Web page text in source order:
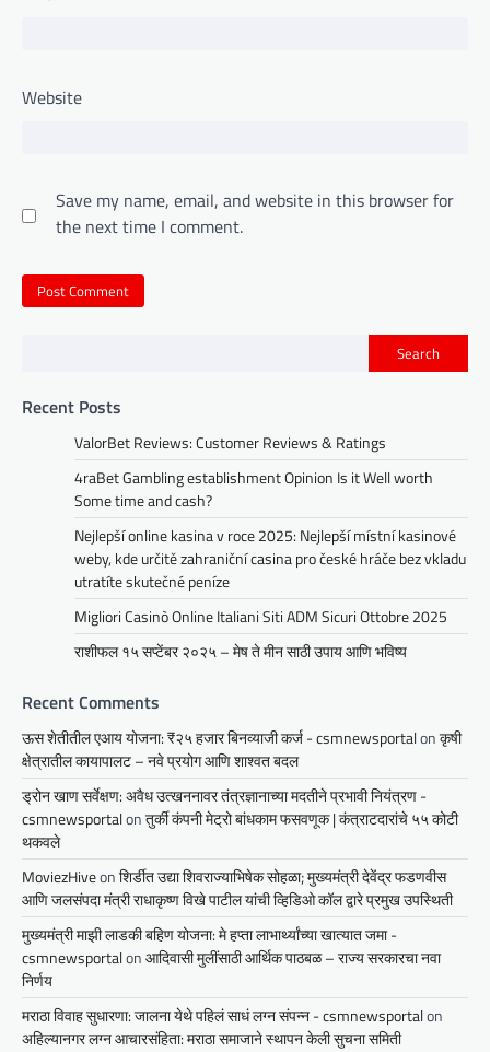
Website
Save my name, email, and website in this browser for
the next time I comment.
Search
Recent Posts
ValorBet Reviews: Customer Reviews & Ratings
4raBet Gambling establishment Opinion Is it Well worth
Some time and cash?
Nejlepší online kasina v roce 2025: Nejlepší místní kasinové
weby, kde určitě zahraniční casina pro české hráče bez vkladu
utratíte skutečné peníze
Migliori Casinò Online Italiani Siti ADM Sicuri Ottobre 2025
राशीफल १५ सप्टेंबर २०२५ – मेष ते मीन साठी उपाय आणि भविष्य
Recent Comments
ऊस शेतीतील एआय योजना: ₹२५ हजार बिनव्याजी कर्ज - csmnewsportalonकृषी
क्षेत्रातील कायापालट – नवे प्रयोग आणि शाश्वत बदल
ड्रोन खाण सर्वेक्षण: अवैध उत्खननावर तंत्रज्ञानाच्या मदतीने प्रभावी नियंत्रण -
csmnewsportalonतुर्की कंपनी मेट्रो बांधकाम फसवणूक | कंत्राटदारांचे ५५ कोटी
थकवले
MoviezHiveonशिर्डीत उद्या शिवराज्याभिषेक सोहळा; मुख्यमंत्री देवेंद्र फडणवीस
आणि जलसंपदा मंत्री राधाकृष्ण विखे पाटील यांची व्हिडिओ कॉल द्वारे प्रमुख उपस्थिती
मुख्यमंत्री माझी लाडकी बहिण योजना: मे हप्ता लाभार्थ्यांच्या खात्यात जमा -
csmnewsportalonआदिवासी मुलींसाठी आर्थिक पाठबळ – राज्य सरकारचा नवा
निर्णय
मराठा विवाह सुधारणा: जालना येथे पहिलं साधं लग्न संपन्न - csmnewsportalon
अहिल्यानगर लग्न आचारसंहिता: मराठा समाजाने स्थापन केली सुचना समिती